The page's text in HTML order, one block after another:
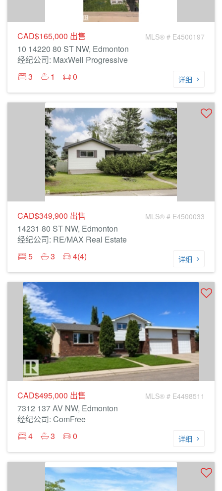
CAD$165,000 出售 MLS® # E4500197
10 14220 80 ST NW, Edmonton
经纪公司: MaxWell Progressive
3
1 0 详细
CAD$349,900 出售 MLS® # E4500033
14231 80 ST NW, Edmonton
经纪公司: RE/MAX Real Estate
5
3 4(4) 详细
CAD$495,000 出售 MLS® # E4498511
7312 137 AV NW, Edmonton
经纪公司: ComFree
4
3 0 详细